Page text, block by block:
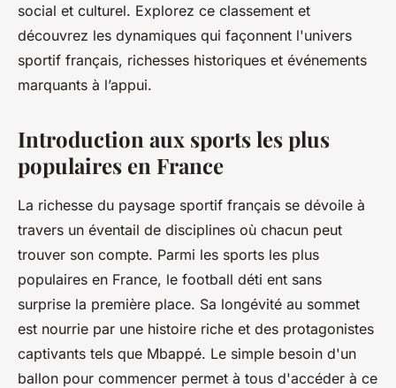
social et culturel. Explorez ce classement et
découvrez les dynamiques qui façonnent l'univers
sportif français, richesses historiques et événements
marquants à l’appui.
Introduction aux sports les plus
populaires en France
La richesse du paysage sportif français se dévoile à
travers un éventail de disciplines où chacun peut
trouver son compte. Parmi les sports les plus
populaires en France, le football déti ent sans
surprise la première place. Sa longévité au sommet
est nourrie par une histoire riche et des protagonistes
captivants tels que Mbappé. Le simple besoin d'un
ballon pour commencer permet à tous d'accéder à ce